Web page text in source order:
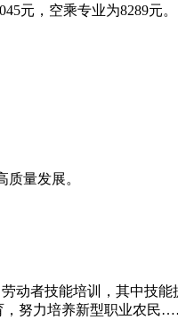
元，空乘专业为8289元。
量发展。
动者技能培训，其中技能
，努力培养新型职业农民